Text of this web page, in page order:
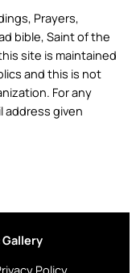
Prayers,
bible, Saint of the
site is maintained
and this is not
For any
given